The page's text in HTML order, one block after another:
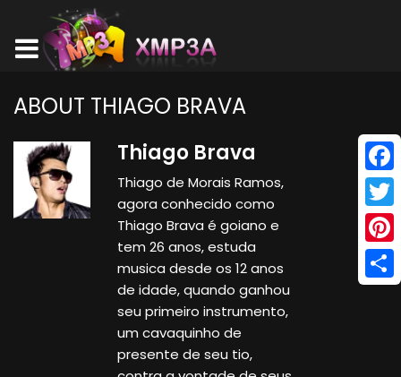
ABOUT THIAGO BRAVA
Thiago Brava
Thiago de Morais Ramos,
agora conhecido como
Thiago Brava é goiano e
tem 26 anos, estuda
musica desde os 12 anos
de idade, quando ganhou
seu primeiro instrumento,
um cavaquinho de
presente de seu tio,